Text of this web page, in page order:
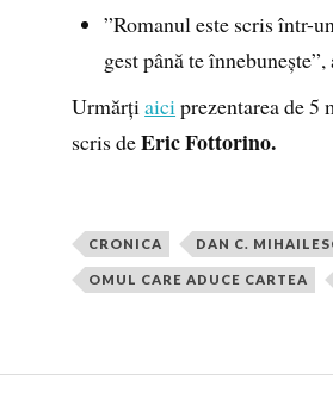
”Romanul este scris într-
gest până te
Urmărțiaici prezentarea de
scris deEric Fottorino.
CRONICA DAN C.
OMUL CARE ADUCE CARTEA